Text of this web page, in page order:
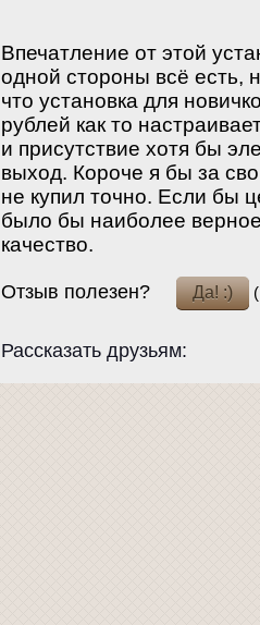
Впечатление от этой
одной стороны всё есть,
что установка для
рублей как то
и присутствие хотя бы
выход. Короче я бы за
не купил точно. Если бы
было бы наиболее
качество.
Отзыв полезен? (
Рассказать друзьям: